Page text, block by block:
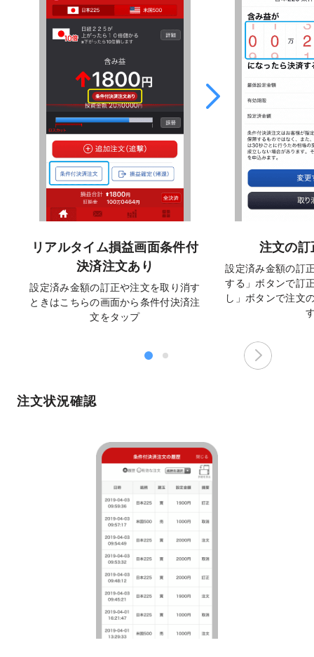
リアルタイム損益画面条件付
決済注文あり
設定済み金額の訂正や注文を取り消す
ときはこちらの画面から条件付決済注
文をタップ
注文の訂
設定済み金額の訂
する」ボタンで訂
し」ボタンで注文
注文状況確認